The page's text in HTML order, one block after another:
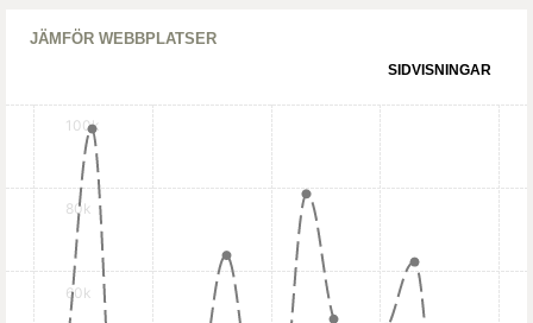
JÄMFÖR WEBBPLATSER
SIDVISNINGAR
60k
80k
100k